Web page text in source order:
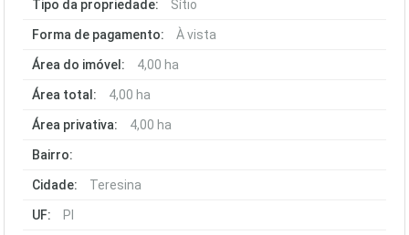
Tipo da propriedade: Sítio
Forma de pagamento: À vista
Área do imóvel: 4,00 ha
Área total: 4,00 ha
Área privativa: 4,00 ha
Bairro:
Cidade: Teresina
UF: PI